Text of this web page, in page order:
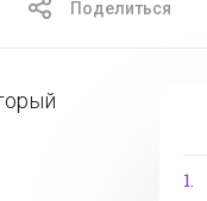
Поделиться
1.